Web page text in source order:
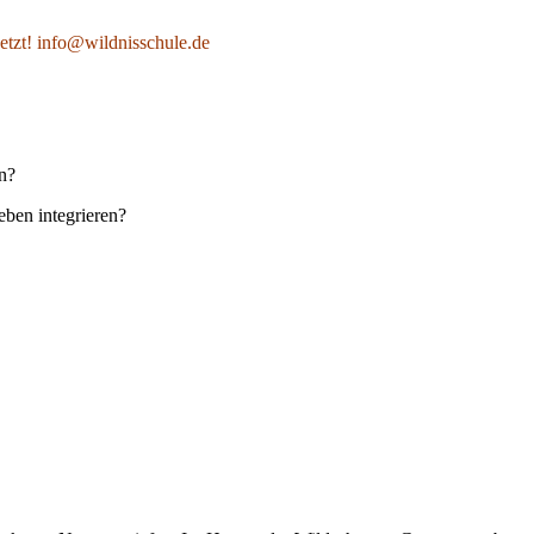
info@wildnisschule.de
integrieren?